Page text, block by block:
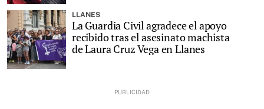
LLANES
La Guardia Civil agradece el apoyo
recibido tras el asesinato machista
de Laura Cruz Vega en Llanes